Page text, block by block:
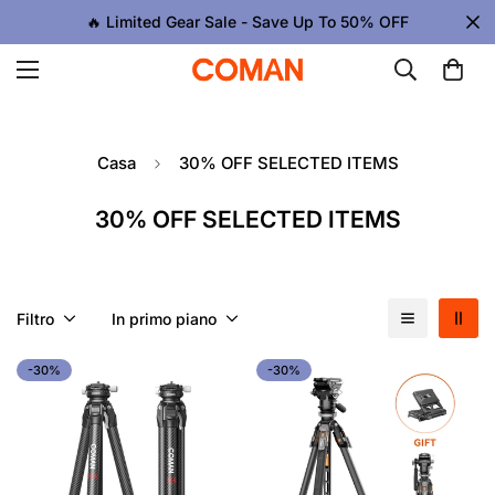
🔥 Limited Gear Sale - Save Up To 50% OFF
Casa 30% OFF SELECTED ITEMS
30% OFF SELECTED ITEMS
Filtro In primo piano
-30% -30%